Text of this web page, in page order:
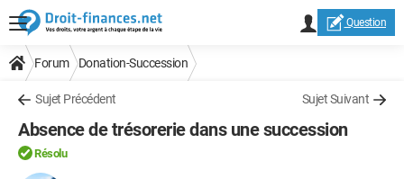
Question
Forum Donation-Succession
Sujet Précédent Sujet Suivant
Absence de trésorerie dans une succession
Résolu